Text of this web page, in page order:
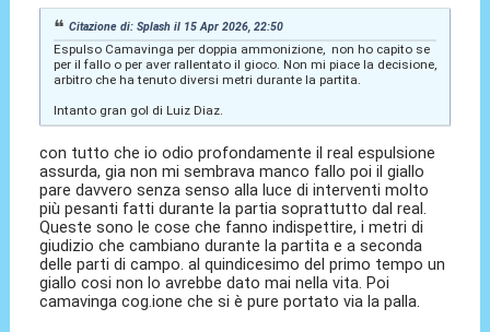
Citazione di: Splash il 15 Apr 2026, 22:50
Espulso Camavinga per doppia ammonizione, non ho capito se
per il fallo o per aver rallentato il gioco. Non mi piace la decisione,
arbitro che ha tenuto diversi metri durante la partita.
Intanto gran gol di Luiz Diaz.
con tutto che io odio profondamente il real espulsione
assurda, gia non mi sembrava manco fallo poi il giallo
pare davvero senza senso alla luce di interventi molto
più pesanti fatti durante la partia soprattutto dal real.
Queste sono le cose che fanno indispettire, i metri di
giudizio che cambiano durante la partita e a seconda
delle parti di campo. al quindicesimo del primo tempo un
giallo cosi non lo avrebbe dato mai nella vita. Poi
camavinga cog.ione che si è pure portato via la palla.